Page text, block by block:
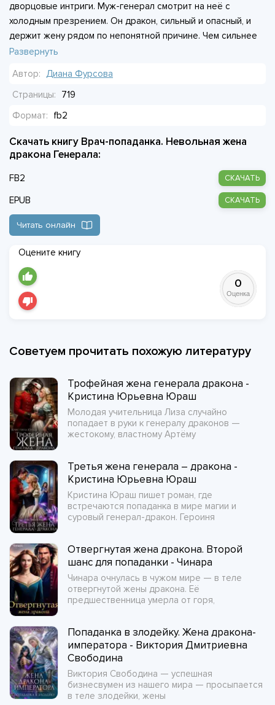
дворцовые интриги. Муж-генерал смотрит на неё с
холодным презрением. Он дракон, сильный и опасный, и
держит жену рядом по непонятной причине. Чем сильнее
они ненавидят друг друга, тем жарче становится воздух
успокоится, а второй попытки у Алины может и не быть.
Врачебные навыки здесь бесполезны, зато пригодится
острый ум и привычка не сдаваться.
Развернуть
Автор: Диана Фурсова
Страницы:
719
Формат:
fb2
Скачать книгу Врач-попаданка. Невольная жена
дракона Генерала:
FB2 СКАЧАТЬ
EPUB СКАЧАТЬ
Читать онлайн
Оцените книгу
0
Оценка
Советуем прочитать похожую литературу
Трофейная жена генерала дракона -
Кристина Юрьевна Юраш
Молодая учительница Лиза случайно
попадает в руки к генералу драконов —
жестокому, властному Артёму
Третья жена генерала – дракона -
Кристина Юрьевна Юраш
Кристина Юраш пишет роман, где
встречаются попаданка в мире магии и
суровый генерал-дракон. Героиня
Отвергнутая жена дракона. Второй
шанс для попаданки - Чинара
Чинара очнулась в чужом мире — в теле
отвергнутой жены дракона. Её
предшественница умерла от горя,
Попаданка в злодейку. Жена дракона-
императора - Виктория Дмитриевна
Свободина
Виктория Свободина — успешная
бизнесвумен из нашего мира — просыпается
в теле злодейки, жены